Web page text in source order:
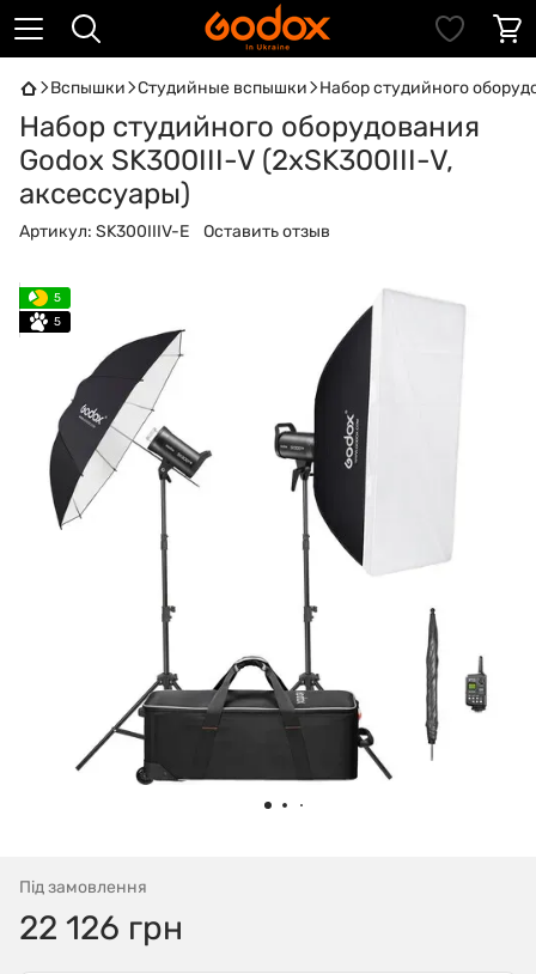
Вспышки Студийные вспышки Набор студийного
Набор студийного оборудования
Godox SK300III-V (2xSK300III-V,
аксессуары)
Артикул: SK300IIIV-E Оставить отзыв
5
5
Під замовлення
22 126 грн